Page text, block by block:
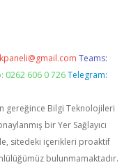
Teams:
0262 606 0 726 Telegram:
gereğince Bilgi Teknolojileri
bir Yer Sağlayıcı
sitedeki içerikleri proaktif
bulunmamaktadır.